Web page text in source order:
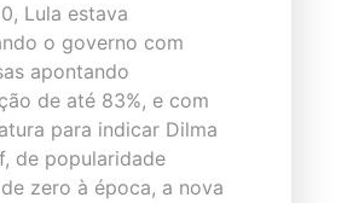
Lula estava
o governo com
apontando
de até 83%, e com
para indicar Dilma
de popularidade
zero à época, a nova